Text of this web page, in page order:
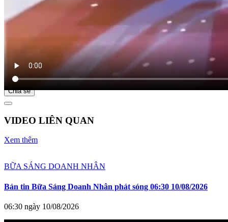
Bắt đầu tại
Chia sẻ
VIDEO LIÊN QUAN
Xem thêm
BỮA SÁNG DOANH NHÂN
Bản tin Bữa Sáng Doanh Nhân phát sóng 06:30 10/08/2026
06:30 ngày 10/08/2026